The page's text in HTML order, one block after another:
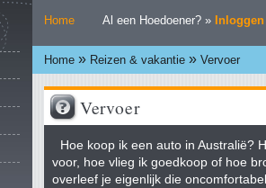
navigatie
Home Al een Hoedoener? » Inloggen
Home » Reizen & vakantie » Vervoer
Vervoer
Hoe koop ik een auto in Australië?
voor, hoe vlieg ik goedkoop of hoe
overleef je eigenlijk die